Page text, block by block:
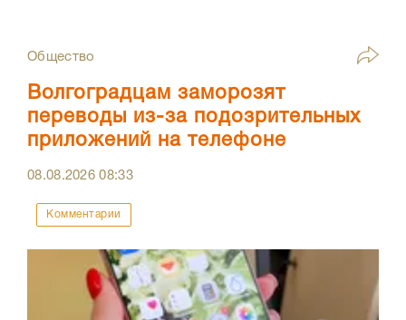
Общество
Волгоградцам заморозят
переводы из-за подозрительных
приложений на телефоне
08.08.202608:33
Комментарии